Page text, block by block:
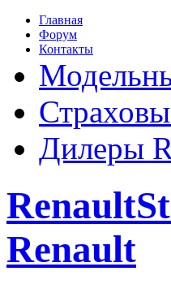
Главная
Форум
Контакты
Дилеры
Renault